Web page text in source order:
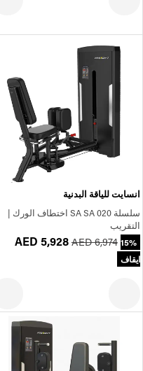
انسايت للياقة البدنية
سلسلة SA SA 020 اختطاف الورك |
التقريب
AED 5,928 AED 6,974 15%
ايقاف